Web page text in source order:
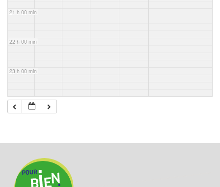
21 h 00 min
22 h 00 min
23 h 00 min